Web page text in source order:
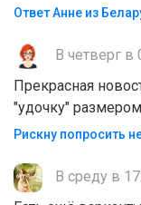
Ответ Анне из
В четверг в
Прекрасная
"удочку"
Рискну попросить
В среду в